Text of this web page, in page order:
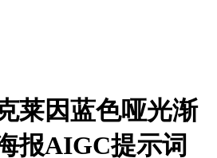
莱因蓝色哑光渐
报AIGC提示词